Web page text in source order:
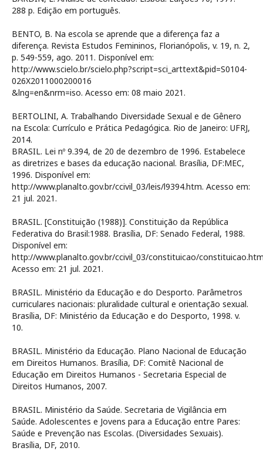
288 p. Edição em português.
BENTO, B. Na escola se aprende que a diferença faz a
diferença. Revista Estudos Femininos, Florianópolis, v. 19, n. 2,
p. 549-559, ago. 2011. Disponível em:
http://www.scielo.br/scielo.php?script=sci_arttext&pid=S0104-
026X2011000200016
&lng=en&nrm=iso. Acesso em: 08 maio 2021.
BERTOLINI, A. Trabalhando Diversidade Sexual e de Gênero
na Escola: Currículo e Prática Pedagógica. Rio de Janeiro: UFRJ,
2014.
BRASIL. Lei nº 9.394, de 20 de dezembro de 1996. Estabelece
as diretrizes e bases da educação nacional. Brasília, DF:MEC,
1996. Disponível em:
http://www.planalto.gov.br/ccivil_03/leis/l9394.htm. Acesso em:
21 jul. 2021.
BRASIL. [Constituição (1988)]. Constituição da República
Federativa do Brasil:1988. Brasília, DF: Senado Federal, 1988.
Disponível em:
http://www.planalto.gov.br/ccivil_03/constituicao/
Acesso em: 21 jul. 2021.
BRASIL. Ministério da Educação e do Desporto. Parâmetros
curriculares nacionais: pluralidade cultural e orientação sexual.
Brasília, DF: Ministério da Educação e do Desporto, 1998. v.
10.
BRASIL. Ministério da Educação. Plano Nacional de Educação
em Direitos Humanos. Brasília, DF: Comitê Nacional de
Educação em Direitos Humanos - Secretaria Especial de
Direitos Humanos, 2007.
BRASIL. Ministério da Saúde. Secretaria de Vigilância em
Saúde. Adolescentes e Jovens para a Educação entre Pares:
Saúde e Prevenção nas Escolas. (Diversidades Sexuais).
Brasília, DF, 2010.